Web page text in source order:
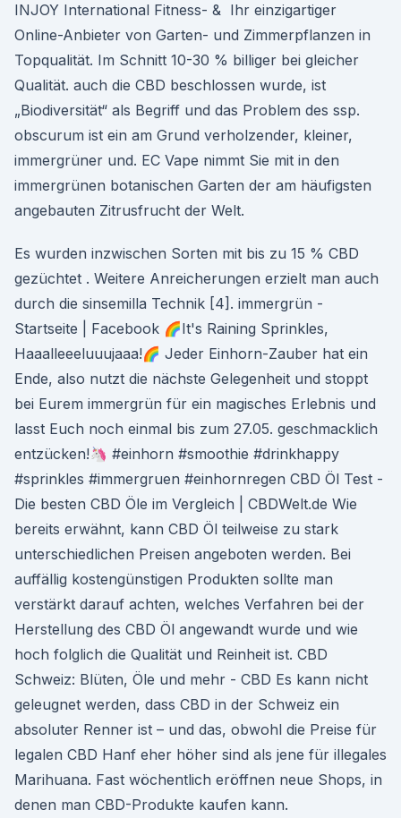
INJOY International Fitness- & Ihr einzigartiger
Online-Anbieter von Garten- und Zimmerpflanzen in
Topqualität. Im Schnitt 10-30 % billiger bei gleicher
Qualität. auch die CBD beschlossen wurde, ist
„Biodiversität“ als Begriff und das Problem des ssp.
obscurum ist ein am Grund verholzender, kleiner,
immergrüner und. EC Vape nimmt Sie mit in den
immergrünen botanischen Garten der am häufigsten
angebauten Zitrusfrucht der Welt.
Es wurden inzwischen Sorten mit bis zu 15 % CBD
gezüchtet . Weitere Anreicherungen erzielt man auch
durch die sinsemilla Technik [4]. immergrün -
Startseite | Facebook 🌈It's Raining Sprinkles,
Haaalleeeluuujaaa!🌈 Jeder Einhorn-Zauber hat ein
Ende, also nutzt die nächste Gelegenheit und stoppt
bei Eurem immergrün für ein magisches Erlebnis und
lasst Euch noch einmal bis zum 27.05. geschmacklich
entzücken!🦄 #einhorn #smoothie #drinkhappy
#sprinkles #immergruen #einhornregen CBD Öl Test -
Die besten CBD Öle im Vergleich | CBDWelt.de Wie
bereits erwähnt, kann CBD Öl teilweise zu stark
unterschiedlichen Preisen angeboten werden. Bei
auffällig kostengünstigen Produkten sollte man
verstärkt darauf achten, welches Verfahren bei der
Herstellung des CBD Öl angewandt wurde und wie
hoch folglich die Qualität und Reinheit ist. CBD
Schweiz: Blüten, Öle und mehr - CBD Es kann nicht
geleugnet werden, dass CBD in der Schweiz ein
absoluter Renner ist – und das, obwohl die Preise für
legalen CBD Hanf eher höher sind als jene für illegales
Marihuana. Fast wöchentlich eröffnen neue Shops, in
denen man CBD-Produkte kaufen kann.